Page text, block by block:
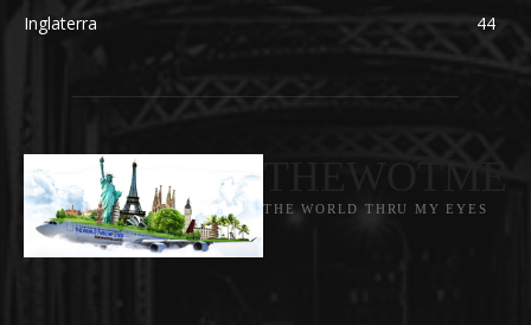
Inglaterra
44
THE WORLD THRU MY EYES